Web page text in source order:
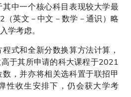
中一个核心科目表现较大学最
（英文－中文－数学－通识）略
学考虑。
式和全新分数换算方法计算，
于其所申请的科大课程于2021
，并亦将相关选科置于联招甲
性收生安排下，仍会获大学考